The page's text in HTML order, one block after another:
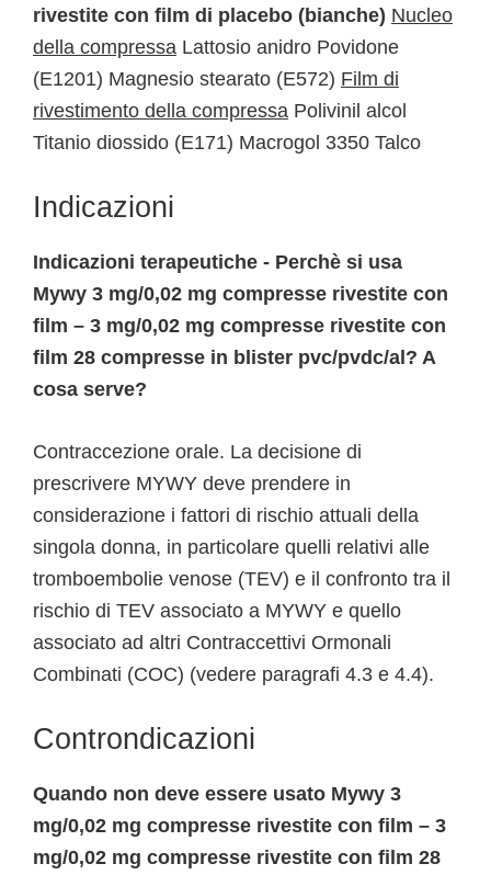
rivestite con film di placebo (bianche) Nucleo
della compressa Lattosio anidro Povidone
(E1201) Magnesio stearato (E572) Film di
rivestimento della compressa Polivinil alcol
Titanio diossido (E171) Macrogol 3350 Talco
Indicazioni
Indicazioni terapeutiche - Perchè si usa
Mywy 3 mg/0,02 mg compresse rivestite con
film – 3 mg/0,02 mg compresse rivestite con
film 28 compresse in blister pvc/pvdc/al? A
cosa serve?
Contraccezione orale. La decisione di
prescrivere MYWY deve prendere in
considerazione i fattori di rischio attuali della
singola donna, in particolare quelli relativi alle
tromboembolie venose (TEV) e il confronto tra il
rischio di TEV associato a MYWY e quello
associato ad altri Contraccettivi Ormonali
Combinati (COC) (vedere paragrafi 4.3 e 4.4).
Controndicazioni
Quando non deve essere usato Mywy 3
mg/0,02 mg compresse rivestite con film – 3
mg/0,02 mg compresse rivestite con film 28